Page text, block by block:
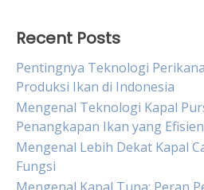
Recent Posts
Pentingnya Teknologi
Produksi Ikan di Indonesia
Mengenal Teknologi Kapal
Penangkapan Ikan yang Efisien
Mengenal Lebih Dekat Kapal
Fungsi